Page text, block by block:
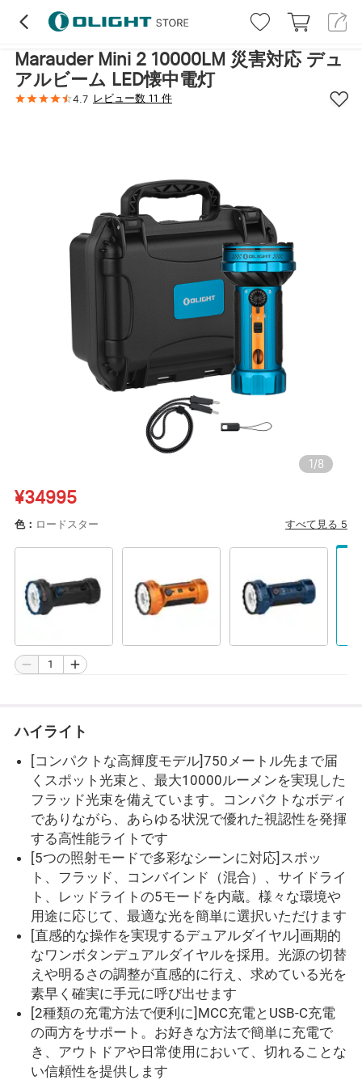
Marauder Mini 2 10000LM 災害対応 デュ
アルビーム LED懐中電灯
4.7 レビュー数 11 件
1/8
¥34995
色： ロードスター すべて見る 5
ハイライト
[コンパクトな高輝度モデル]750メートル先まで届
くスポット光束と、最大10000ルーメンを実現した
フラッド光束を備えています。コンパクトなボディ
でありながら、あらゆる状況で優れた視認性を発揮
する高性能ライトです
[5つの照射モードで多彩なシーンに対応]スポッ
ト、フラッド、コンバインド（混合）、サイドライ
ト、レッドライトの5モードを内蔵。様々な環境や
用途に応じて、最適な光を簡単に選択いただけます
[直感的な操作を実現するデュアルダイヤル]画期的
なワンボタンデュアルダイヤルを採用。光源の切替
えや明るさの調整が直感的に行え、求めている光を
素早く確実に手元に呼び出せます
[2種類の充電方法で便利に]MCC充電とUSB-C充電
の両方をサポート。お好きな方法で簡単に充電で
き、アウトドアや日常使用において、切れることな
い信頼性を提供します
ハイライト レビュー (11) 詳細 仕様